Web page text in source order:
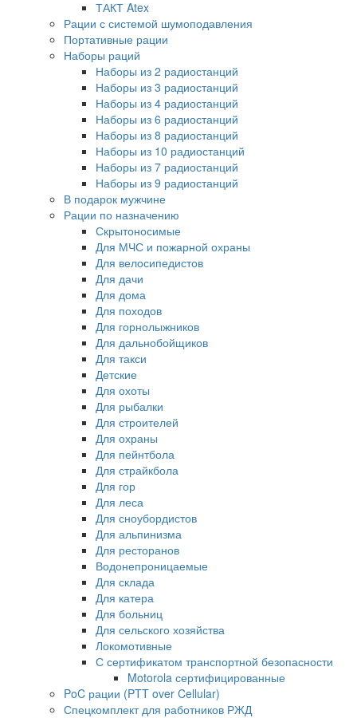
ТАКТ Atex
Рации с системой шумоподавления
Портативные рации
Наборы раций
Наборы из 2 радиостанций
Наборы из 3 радиостанций
Наборы из 4 радиостанций
Наборы из 6 радиостанций
Наборы из 8 радиостанций
Наборы из 10 радиостанций
Наборы из 7 радиостанций
Наборы из 9 радиостанций
В подарок мужчине
Рации по назначению
Скрытоносимые
Для МЧС и пожарной охраны
Для велосипедистов
Для дачи
Для дома
Для походов
Для горнолыжников
Для дальнобойщиков
Для такси
Детские
Для охоты
Для рыбалки
Для строителей
Для охраны
Для пейнтбола
Для страйкбола
Для гор
Для леса
Для сноубордистов
Для альпинизма
Для ресторанов
Водонепроницаемые
Для склада
Для катера
Для больниц
Для сельского хозяйства
Локомотивные
С сертификатом транспортной безопасности
Motorola сертифицированные
PoC рации (PTT over Cellular)
Спецкомплект для работников РЖД